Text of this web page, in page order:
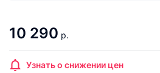
10 290 р.
Узнать о снижении цен